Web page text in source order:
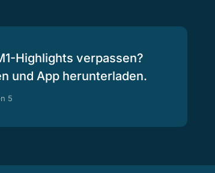
Highlights verpassen?
und App herunterladen.
5